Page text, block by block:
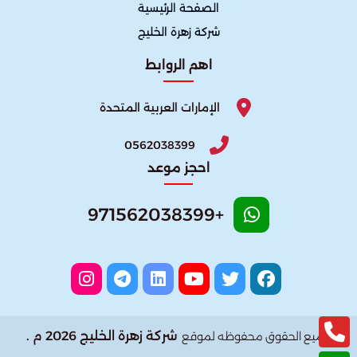
الصفحة الرئيسية
شركة زهرة الخليج
اهم الروابط
الإمارات العربية المتحدة
0562038399
احجز موعد
+971562038399
جميع الحقوق محفوظه لموقع شركة زهرة الخليج 2026 م .